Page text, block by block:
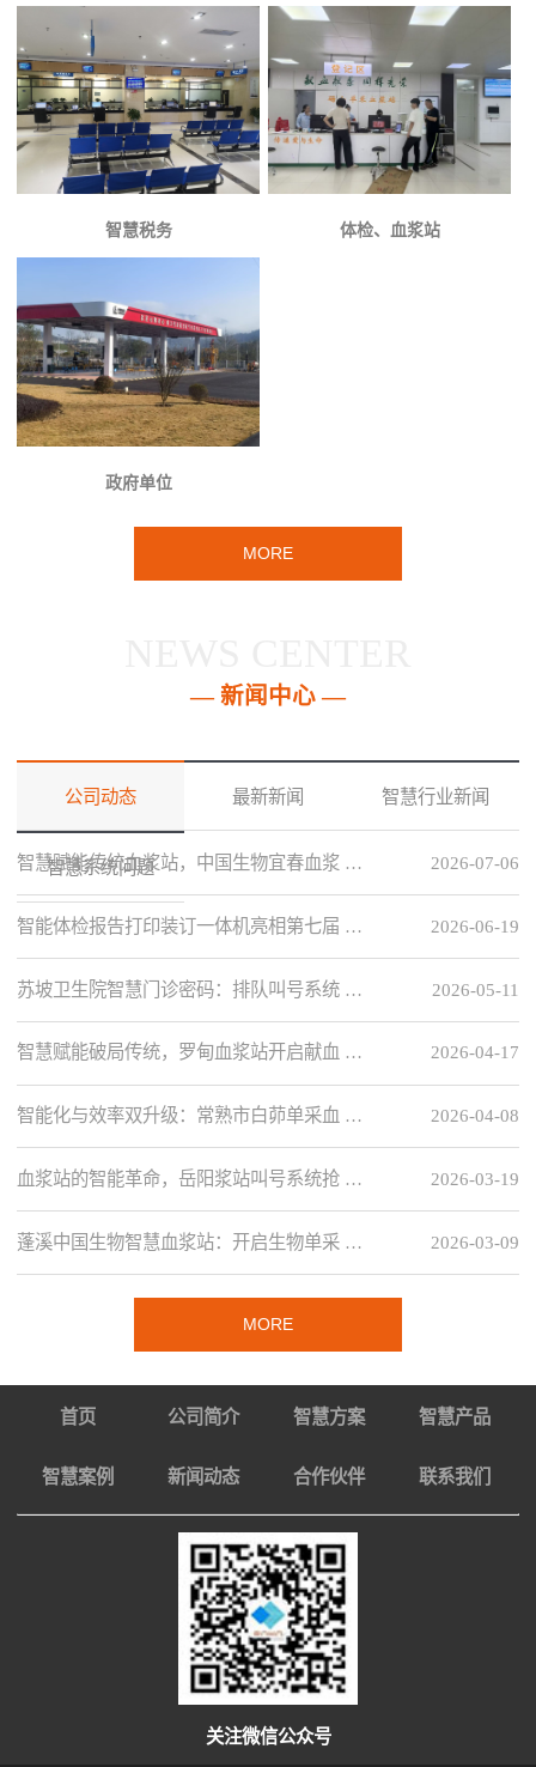
智慧税务 体检、血浆站
政府单位
MORE
— 新闻中心 —
公司动态 最新新闻 智慧行业新闻
智慧系统问题 2026-07-06
智慧赋能传统血浆站，中国生物宜春血浆 …
2026-06-19
智能体检报告打印装订一体机亮相第七届 …
2026-05-11
苏坡卫生院智慧门诊密码：排队叫号系统 …
2026-04-17
智慧赋能破局传统，罗甸血浆站开启献血 …
2026-04-08
智能化与效率双升级：常熟市白茆单采血 …
2026-03-19
血浆站的智能革命，岳阳浆站叫号系统抢 …
2026-03-09
蓬溪中国生物智慧血浆站：开启生物单采 …
MORE
首页 公司简介 智慧方案 智慧产品
智慧案例 新闻动态 合作伙伴 联系我们
关注微信公众号